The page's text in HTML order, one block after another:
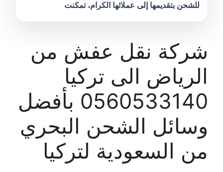
للشحن بتقديمها إلى عملائها الكرام، تمكنت
شركة نقل عفش من
الرياض الى تركيا
0560533140 بأفضل
وسائل الشحن البحري
من السعودية لتركيا